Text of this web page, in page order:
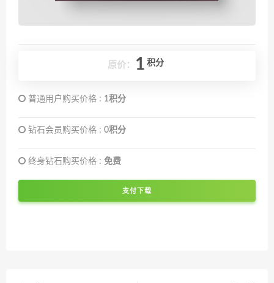
原价： 1 积分
普通用户购买价格 : 1积分
钻石会员购买价格 : 0积分
终身钻石购买价格 : 免费
支付下载